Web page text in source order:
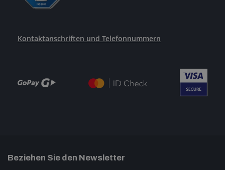
Kontaktanschriften und Telefonnummern
Beziehen Sie den Newsletter